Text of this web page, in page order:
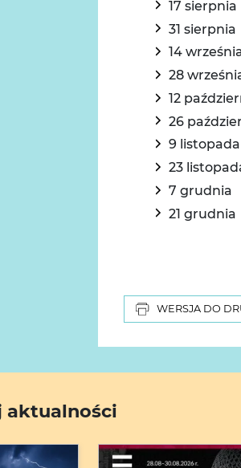
17 sierpnia
31 sierpnia
14
28
12
26
9 listopada
23
7 grudnia
21 grudnia
WERSJA DO
aktualności